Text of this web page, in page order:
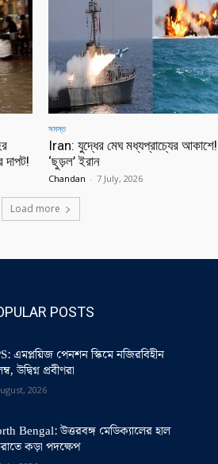
দাপট!
সমস্ত
Iran: যুদ্ধের মেঘ মধ্যপ্রাচ্যের আকাশে!
‘ছুড়ল’ ইরান
Chandan - 7 July, 2026
Load more
POSTS
এমপ্লয়িজ পেনশন স্কিমে নজিরবিহীন
উদ্বিগ্ন প্রবীণরা
2026
Bengal: উত্তরবঙ্গ মেডিক্যালের হাল
কড়া পদক্ষেপ